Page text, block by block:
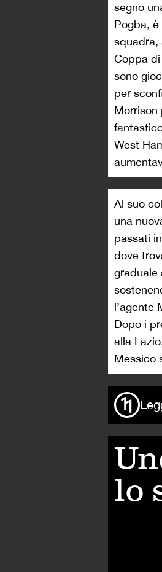
segno
Pogba,
squadra,
Coppa di
sono
per
Morrison
West
Al suo
una
passati
dove
graduale
l’agente
Dopo i
alla
Messico
lo